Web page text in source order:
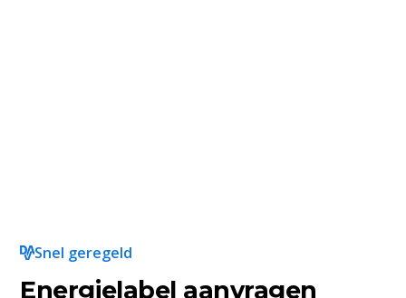
Snel geregeld
Energielabel aanvragen